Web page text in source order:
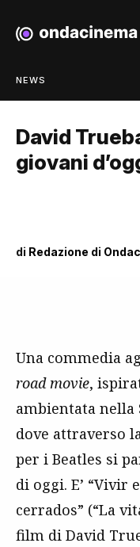
NEWS
David
giovani
di Redazione di
Una commedia
road movie,
ambientata nella
dove attraverso
per i Beatles si
di oggi. E’ “Vivir
cerrados” (“La
film di David